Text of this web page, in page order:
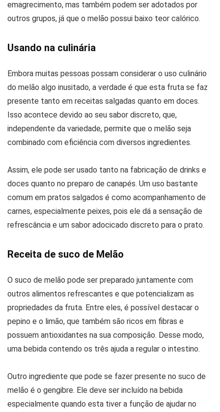
emagrecimento, mas também podem ser adotados por
outros grupos, já que o melão possui baixo teor calórico.
Usando na culinária
Embora muitas pessoas possam considerar o uso culinário
do melão algo inusitado, a verdade é que esta fruta se faz
presente tanto em receitas salgadas quanto em doces.
Isso acontece devido ao seu sabor discreto, que,
independente da variedade, permite que o melão seja
combinado com eficiência com diversos ingredientes.
Assim, ele pode ser usado tanto na fabricação de drinks e
doces quanto no preparo de canapés. Um uso bastante
comum em pratos salgados é como acompanhamento de
carnes, especialmente peixes, pois ele dá a sensação de
refrescância e um sabor adocicado discreto para o prato.
Receita de suco de Melão
O suco de melão pode ser preparado juntamente com
outros alimentos refrescantes e que potencializam as
propriedades da fruta. Entre eles, é possível destacar o
pepino e o limão, que também são ricos em fibras e
possuem antioxidantes na sua composição. Desse modo,
uma bebida contendo os três ajuda a regular o intestino.
Outro ingrediente que pode se fazer presente no suco de
melão é o gengibre. Ele deve ser incluído na bebida
especialmente quando esta tiver a função de ajudar no